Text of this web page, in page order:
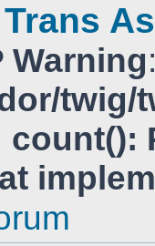
Warning
count():